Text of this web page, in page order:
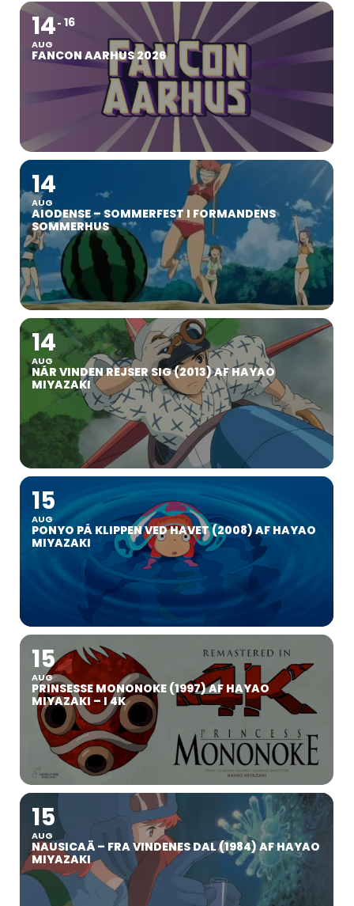
14
AUG
16
FANCON AARHUS 2026
14
AUG
AIODENSE – SOMMERFEST I FORMANDENS
SOMMERHUS
14
AUG
NÅR VINDEN REJSER SIG (2013) AF HAYAO
MIYAZAKI
15
AUG
PONYO PÅ KLIPPEN VED HAVET (2008) AF HAYAO
MIYAZAKI
15
AUG
PRINSESSE MONONOKE (1997) AF HAYAO
MIYAZAKI – I 4K
15
AUG
NAUSICAÄ – FRA VINDENES DAL (1984) AF HAYAO
MIYAZAKI